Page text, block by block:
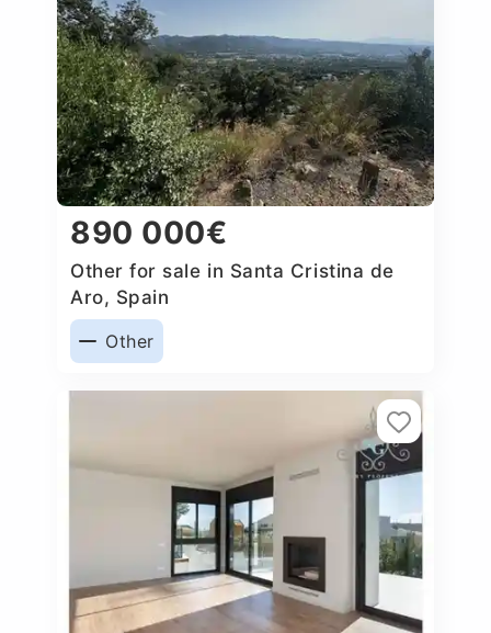
890 000€
Other for sale in Santa Cristina de
Aro, Spain
Other